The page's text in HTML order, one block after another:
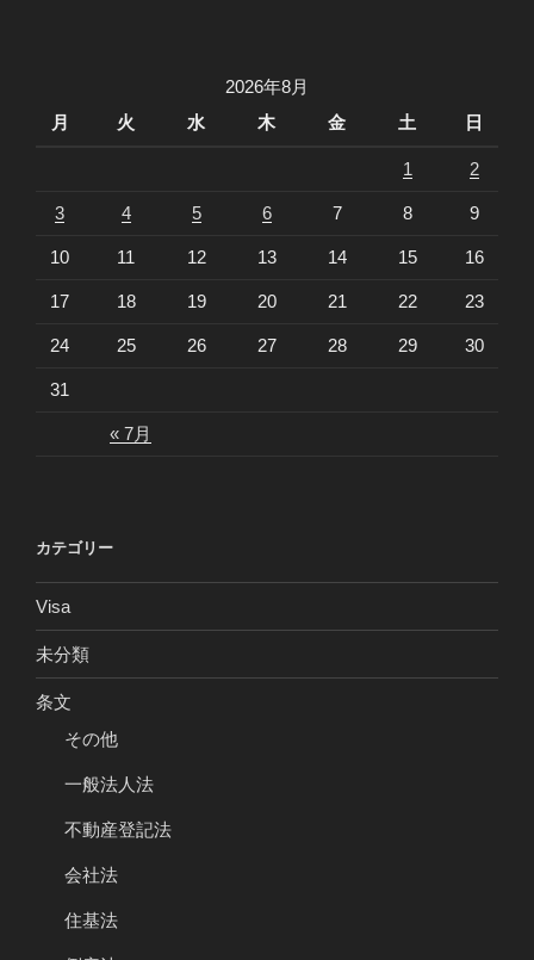
2026年8月
月
火 水 木 金 土 日
« 7月
1 2
3 4 5 6 7 8 9
10 11 12 13 14 15 16
17 18 19 20 21 22 23
24 25 26 27 28 29 30
31
カテゴリー
Visa
未分類
条文
その他
一般法人法
不動産登記法
会社法
住基法